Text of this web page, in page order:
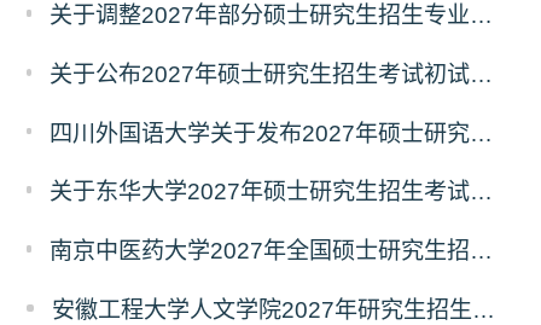
关于调整2027年部分硕士研究生招生专业初试考试科目的公告（持续更新中）
关于公布2027年硕士研究生招生考试初试自命题科目考试大纲的通知
四川外国语大学关于发布2027年硕士研究生招生考试自命题科目大纲的公告
关于东华大学2027年硕士研究生招生考试（初试）招生目录拟调整公告（一）
南京中医药大学2027年全国硕士研究生招生考试初试自命题科目考试内容及参考书目
安徽工程大学人文学院2027年研究生招生简章